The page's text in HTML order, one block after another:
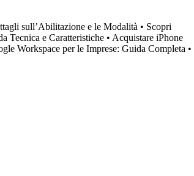
sull’Abilitazione e le Modalità • Scopri
Tecnica e Caratteristiche • Acquistare iPhone
Workspace per le Imprese: Guida Completa •